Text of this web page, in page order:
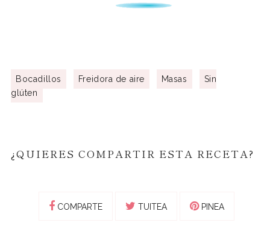
Bocadillos Freidora de aire Masas
Sin
glúten
¿QUIERES COMPARTIR ESTA RECETA?
COMPARTE TUITEA PINEA